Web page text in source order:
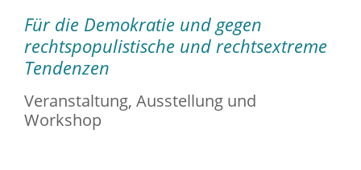
Für die Demokratie und gegen
rechtspopulistische und rechtsextreme
Tendenzen
Veranstaltung, Ausstellung und
Workshop